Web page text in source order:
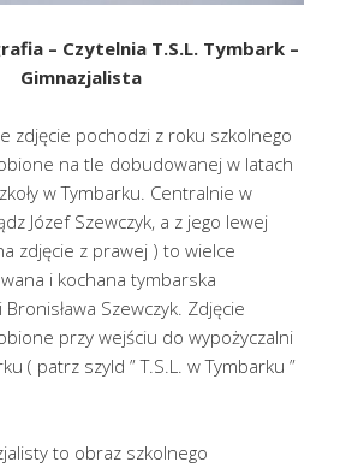
– Czytelnia T.S.L. Tymbark –
Gimnazjalista
zdjęcie pochodzi z roku szkolnego
na tle dobudowanej w latach
w Tymbarku. Centralnie w
Józef Szewczyk, a z jego lewej
zdjęcie z prawej ) to wielce
i kochana tymbarska
Szewczyk. Zdjęcie
przy wejściu do wypożyczalni
( patrz szyld ” T.S.L. w Tymbarku ”
to obraz szkolnego